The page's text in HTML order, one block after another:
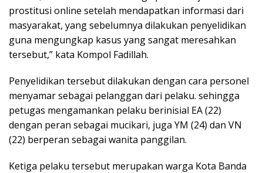
prostitusi online setelah mendapatkan informasi dari
masyarakat, yang sebelumnya dilakukan penyelidikan
guna mengungkap kasus yang sangat meresahkan
tersebut,” kata Kompol Fadillah.
Penyelidikan tersebut dilakukan dengan cara personel
menyamar sebagai pelanggan dari pelaku. sehingga
petugas mengamankan pelaku berinisial EA (22)
dengan peran sebagai mucikari, juga YM (24) dan VN
(22) berperan sebagai wanita panggilan.
Ketiga pelaku tersebut merupakan warga Kota Banda